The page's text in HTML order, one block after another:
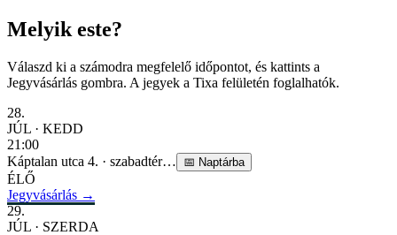
Melyik este?
Válaszd ki a számodra megfelelő időpontot, és kattints a
Jegyvásárlás gombra. A jegyek a Tixa felületén foglalhatók.
28.
JÚL · KEDD
21:00
Káptalan utca 4. · szabadtér… 📅 Naptárba
ÉLŐ
Jegyvásárlás →
29.
JÚL · SZERDA